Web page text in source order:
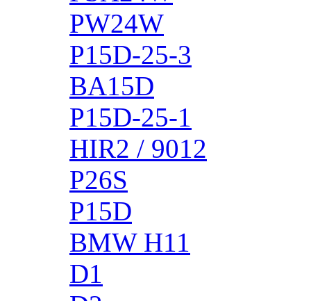
PW24W
P15D-25-3
BA15D
P15D-25-1
HIR2 / 9012
P26S
P15D
BMW H11
D1